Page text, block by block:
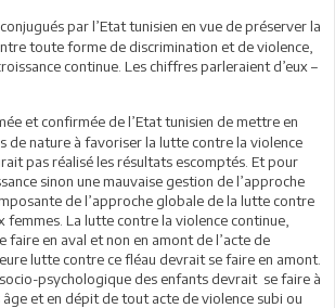
par l’Etat tunisien en vue de préserver la
toute forme de discrimination et de violence,
continue. Les chiffres parleraient d’eux –
et confirmée de l’Etat tunisien de mettre en
de nature à favoriser la lutte contre la violence
pas réalisé les résultats escomptés. Et pour
sinon une mauvaise gestion de l’approche
de l’approche globale de la lutte contre
femmes. La lutte contre la violence continue,
faire en aval et non en amont de l’acte de
lutte contre ce fléau devrait se faire en amont.
psychologique des enfants devrait se faire à
âge et en dépit de tout acte de violence subi ou